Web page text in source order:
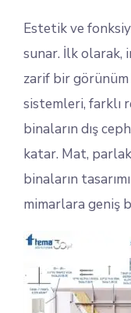
Estetik ve
sunar. İlk olarak,
zarif bir görünüm
sistemleri, farklı
binaların dış
katar. Mat,
binaların
mimarlara geniş